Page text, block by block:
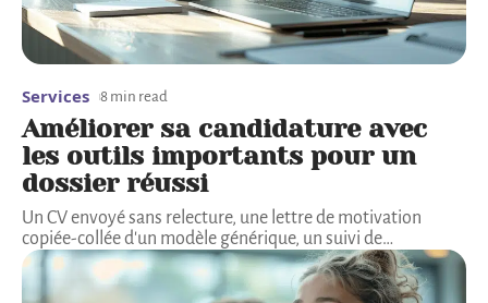
Services 8 min read
Améliorer sa candidature avec
les outils importants pour un
dossier réussi
Un CV envoyé sans relecture, une lettre de motivation
copiée-collée d'un modèle générique, un suivi de…